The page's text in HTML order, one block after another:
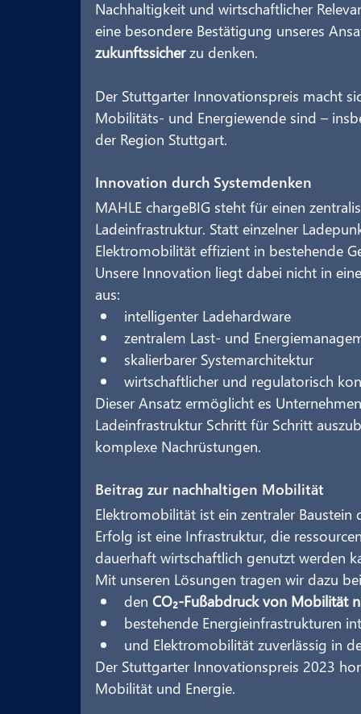
Nachhaltigkeit und wirtschaftlicher
eine besondere Bestätigung unseres
zukunftssicher zu denken.
Der Stuttgarter Innovationspreis macht
Mobilitäts‑ und Energiewende sind –
der Region Stuttgart.
Innovation durch Systemdenken
MAHLE chargeBIG steht für einen
Ladeinfrastruktur. Statt einzelner
Elektromobilität effizient in bestehende
Unsere Innovation liegt dabei nicht in
aus:
intelligenter Ladehardware
zentralem Last‑ und
skalierbarer Systemarchitektur
wirtschaftlicher und regulatorisch
Dieser Ansatz ermöglicht es
Ladeinfrastruktur Schritt für Schritt
komplexe Nachrüstungen.
Beitrag zur nachhaltigen Mobilität
Elektromobilität ist ein zentraler
Erfolg ist eine Infrastruktur, die
dauerhaft wirtschaftlich genutzt werden
Mit unseren Lösungen tragen wir dazu
den CO₂‑Fußabdruck von Mobilität
bestehende Energieinfrastrukturen
und Elektromobilität zuverlässig in
Der Stuttgarter Innovationspreis 2023
Mobilität und Energie.